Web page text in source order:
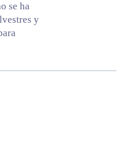
se ha
y